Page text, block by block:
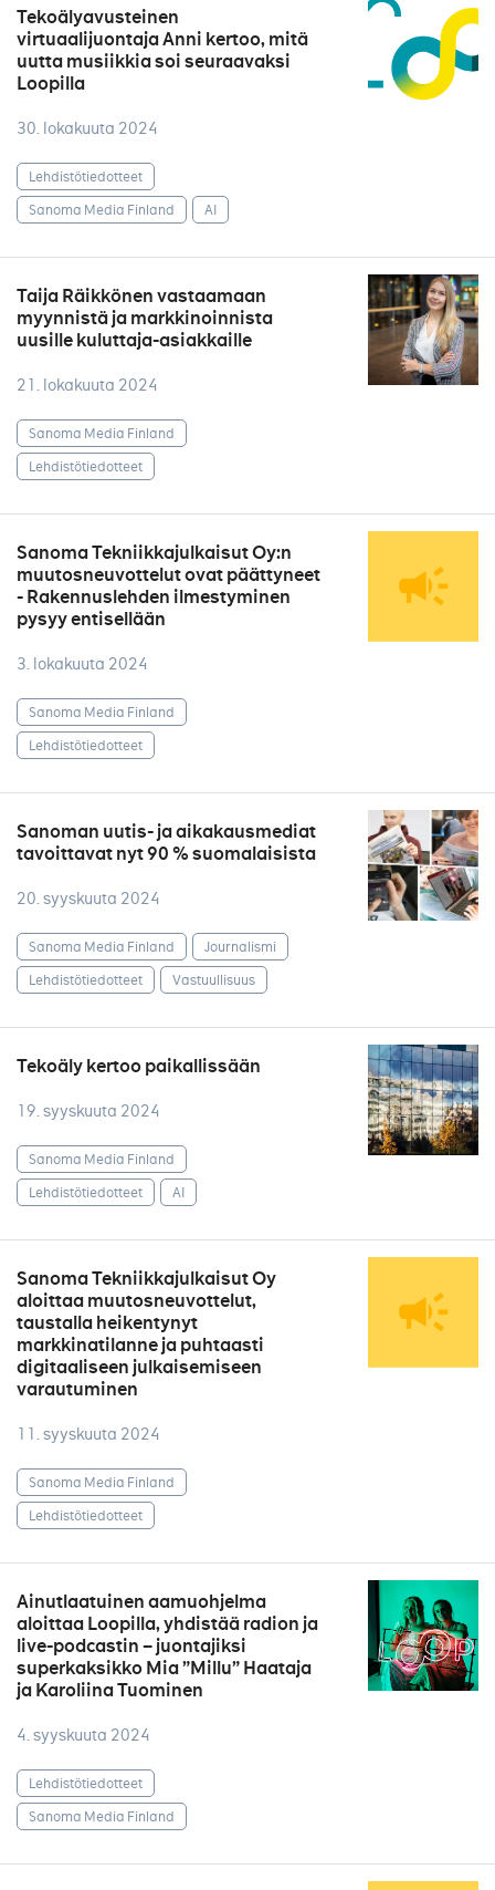
Tekoälyavusteinen
virtuaalijuontaja Anni kertoo, mitä
uutta musiikkia soi seuraavaksi
Loopilla
30. lokakuuta 2024
Lehdistötiedotteet
Sanoma Media Finland
AI
Taija Räikkönen vastaamaan
myynnistä ja markkinoinnista
uusille kuluttaja-asiakkaille
21. lokakuuta 2024
Sanoma Media Finland
Lehdistötiedotteet
Sanoma Tekniikkajulkaisut Oy:n
muutosneuvottelut ovat päättyneet
- Rakennuslehden ilmestyminen
pysyy entisellään
3. lokakuuta 2024
Sanoma Media Finland
Lehdistötiedotteet
Sanoman uutis- ja aikakausmediat
tavoittavat nyt 90 % suomalaisista
20. syyskuuta 2024
Sanoma Media Finland
Journalismi
Lehdistötiedotteet
Vastuullisuus
Tekoäly kertoo paikallissään
19. syyskuuta 2024
Sanoma Media Finland
Lehdistötiedotteet
AI
Sanoma Tekniikkajulkaisut Oy
aloittaa muutosneuvottelut,
taustalla heikentynyt
markkinatilanne ja puhtaasti
digitaaliseen julkaisemiseen
varautuminen
11. syyskuuta 2024
Sanoma Media Finland
Lehdistötiedotteet
Ainutlaatuinen aamuohjelma
aloittaa Loopilla, yhdistää radion ja
live-podcastin – juontajiksi
superkaksikko Mia ”Millu” Haataja
ja Karoliina Tuominen
4. syyskuuta 2024
Lehdistötiedotteet
Sanoma Media Finland